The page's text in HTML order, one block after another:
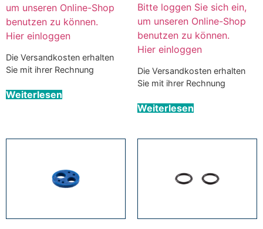
um unseren Online-Shop
benutzen zu können.
Hier einloggen
Die Versandkosten erhalten
Sie mit ihrer Rechnung
Weiterlesen
Bitte loggen Sie sich ein,
um unseren Online-Shop
benutzen zu können.
Hier einloggen
Die Versandkosten erhalten
Sie mit ihrer Rechnung
Weiterlesen